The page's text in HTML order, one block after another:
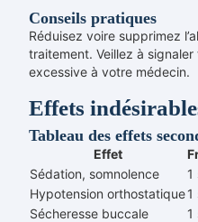
Conseils pratiques
Réduisez voire supprimez
traitement. Veillez à
excessive à votre médecin.
Effets
Tableau des effets
Effet
Sédation, somnolence
1
Hypotension orthostatique1
Sécheresse buccale
1